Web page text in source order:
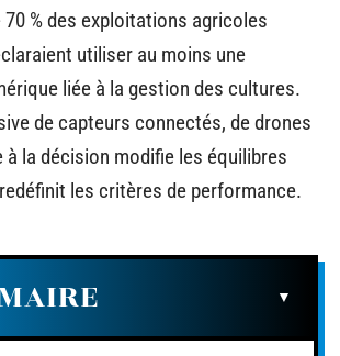
70 % des exploitations agricoles
utiliser au moins une
liée à la gestion des cultures.
de capteurs connectés, de drones
à la décision modifie les équilibres
les critères de performance.